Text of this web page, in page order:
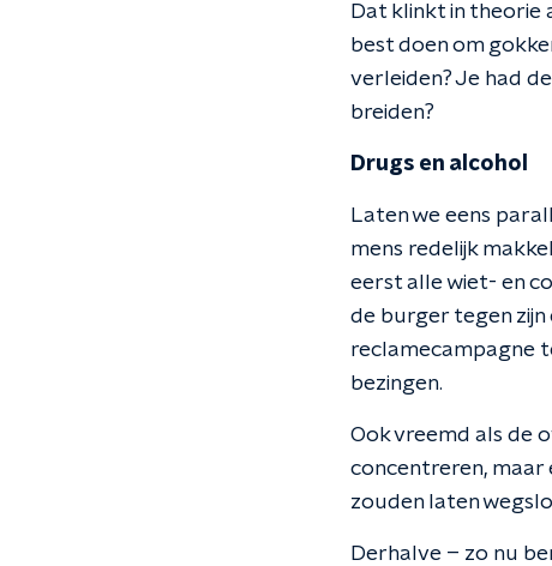
Dat klinkt in theorie
best doen om
verleiden? Je had
breiden?
Drugs en alcohol
Laten we eens
mens redelijk
eerst alle wiet- en
de burger tegen zijn
reclamecampagne
bezingen.
Ook vreemd als de
concentreren, maar
zouden laten
Derhalve – zo nu